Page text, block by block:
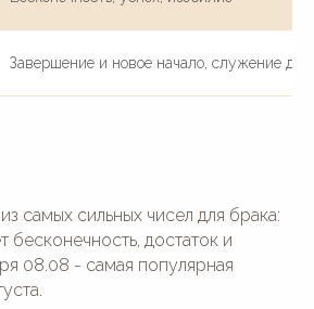
Завершение и новое начало, служение
самых сильных чисел для брака:
бесконечность, достаток и
08.08 - самая популярная